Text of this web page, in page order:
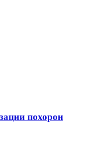
похорон